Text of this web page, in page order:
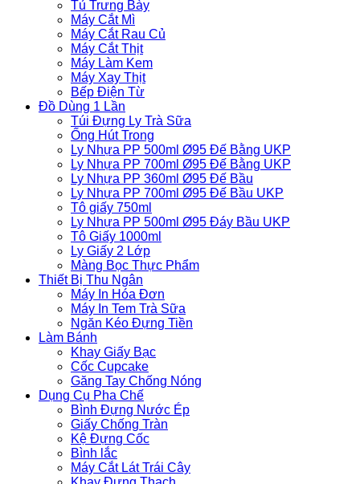
Tủ Trưng Bày
Máy Cắt Mì
Máy Cắt Rau Củ
Máy Cắt Thịt
Máy Làm Kem
Máy Xay Thịt
Bếp Điện Từ
Đồ Dùng 1 Lần
Túi Đựng Ly Trà Sữa
Ống Hút Trong
Ly Nhựa PP 500ml Ø95 Đế Bằng UKP
Ly Nhựa PP 700ml Ø95 Đế Bằng UKP
Ly Nhựa PP 360ml Ø95 Đế Bầu
Ly Nhựa PP 700ml Ø95 Đế Bầu UKP
Tô giấy 750ml
Ly Nhựa PP 500ml Ø95 Đáy Bầu UKP
Tô Giấy 1000ml
Ly Giấy 2 Lớp
Màng Bọc Thực Phẩm
Thiết Bị Thu Ngân
Máy In Hóa Đơn
Máy In Tem Trà Sữa
Ngăn Kéo Đựng Tiền
Làm Bánh
Khay Giấy Bạc
Cốc Cupcake
Găng Tay Chống Nóng
Dụng Cụ Pha Chế
Bình Đựng Nước Ép
Giấy Chống Tràn
Kệ Đựng Cốc
Bình lắc
Máy Cắt Lát Trái Cây